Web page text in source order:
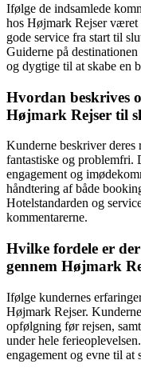
Ifølge de indsamlede
hos Højmark Rejser
gode service fra start til
Guiderne på
og dygtige til at skabe en
Hvordan beskrives
Højmark Rejser til
Kunderne beskriver deres
fantastiske og problemfri.
engagement og
håndtering af både
Hotelstandarden og
kommentarerne.
Hvilke fordele er
gennem Højmark
Ifølge kundernes
Højmark Rejser.
opfølgning før rejsen,
under hele
engagement og evne til